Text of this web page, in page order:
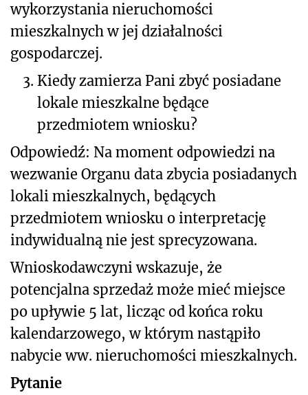
wykorzystania nieruchomości
mieszkalnych w jej działalności
gospodarczej.
3. Kiedy zamierza Pani zbyć posiadane
lokale mieszkalne będące
przedmiotem wniosku?
Odpowiedź: Na moment odpowiedzi na
wezwanie Organu data zbycia posiadanych
lokali mieszkalnych, będących
przedmiotem wniosku o interpretację
indywidualną nie jest sprecyzowana.
Wnioskodawczyni wskazuje, że
potencjalna sprzedaż może mieć miejsce
po upływie 5 lat, licząc od końca roku
kalendarzowego, w którym nastąpiło
nabycie ww. nieruchomości mieszkalnych.
Pytanie